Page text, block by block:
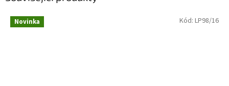
Novinka Kód: LP98/16